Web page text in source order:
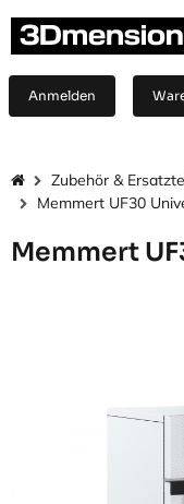
Anmelden
Zubehör &
Memmert UF30
Memmert